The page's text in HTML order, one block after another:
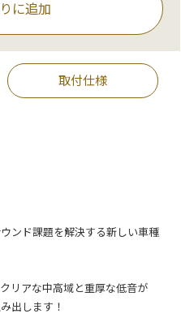
に追加
取付仕様
ンド課題を解決する新しい車種
リアな中高域と重厚な低音が
出します！